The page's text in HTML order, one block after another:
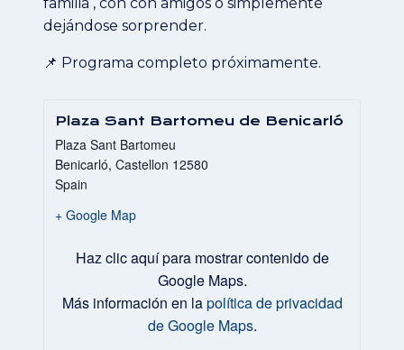
dejándose sorprender.
📌 Programa completo próximamente.
Plaza Sant Bartomeu de Benicarló
Plaza Sant Bartomeu
Benicarló, Castellon 12580
Spain
+ Google Map
«Iframe
Maps
Haz clic aquí para mostrar contenido de
Google Maps.
Más información en lapolítica de privacidad
de Google Maps.